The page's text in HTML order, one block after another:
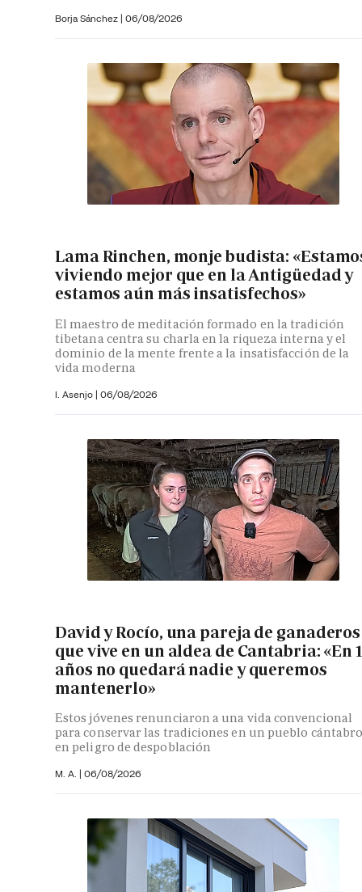
Borja Sánchez | 06/08/2026
Lama Rinchen, monje budista:
viviendo mejor que en la Antigüedad y
estamos aún más insatisfechos»
El maestro de meditación formado en la tradición
tibetana centra su charla en la riqueza interna y el
dominio de la mente frente a la insatisfacción de la
vida moderna
I. Asenjo | 06/08/2026
David y Rocío, una pareja de ganaderos
que vive en un aldea de Cantabria: «En
años no quedará nadie y queremos
mantenerlo»
Estos jóvenes renunciaron a una vida convencional
para conservar las tradiciones en un pueblo
en peligro de despoblación
M. A. | 06/08/2026